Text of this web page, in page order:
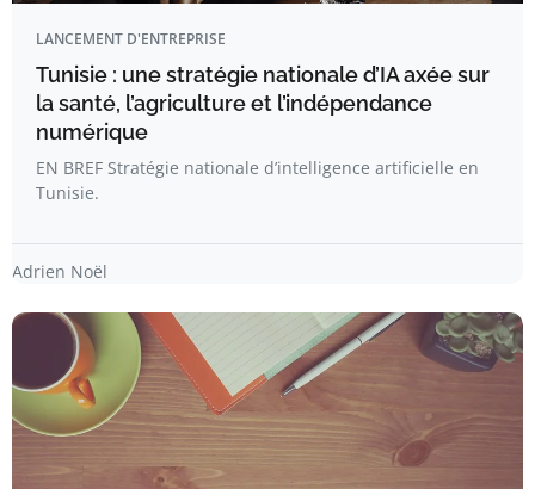
LANCEMENT D'ENTREPRISE
Tunisie : une stratégie nationale d’IA axée sur
la santé, l’agriculture et l’indépendance
numérique
EN BREF Stratégie nationale d’intelligence artificielle en
Tunisie.
Adrien Noël